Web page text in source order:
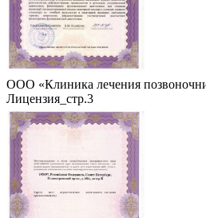
ООО «Клиника лечения
Лицензия_стр.3